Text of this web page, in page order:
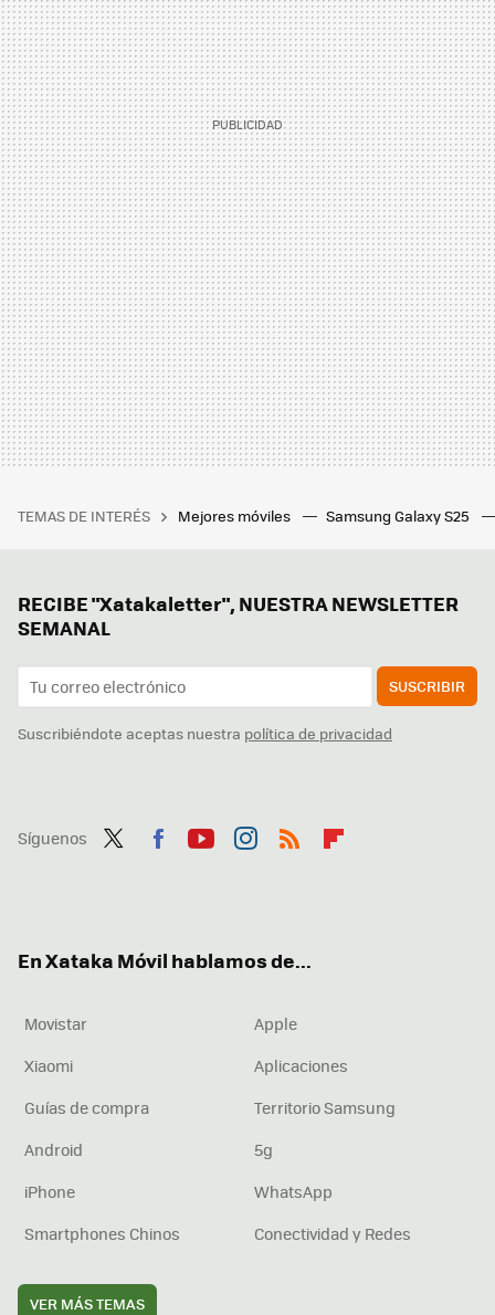
TEMAS DE INTERÉS Mejores móviles Samsung Galaxy S25
RECIBE "Xatakaletter", NUESTRA NEWSLETTER
SEMANAL
SUSCRIBIR
Suscribiéndote aceptas nuestra política de privacidad
Síguenos
En Xataka Móvil hablamos de...
Movistar
Apple
Xiaomi
Aplicaciones
Guías de compra
Territorio Samsung
Android
5g
iPhone
WhatsApp
Smartphones Chinos
Conectividad y Redes
VER MÁS TEMAS